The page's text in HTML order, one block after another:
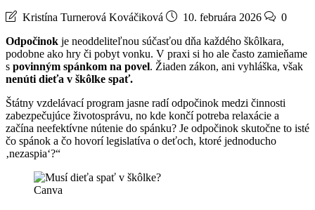
Kristína Turnerová Kováčiková 10. februára 2026
0
Odpočinok je neoddeliteľnou súčasťou dňa každého škôlkara,
podobne ako hry či pobyt vonku. V praxi si ho ale často zamieňame
s povinným spánkom na povel. Žiaden zákon, ani vyhláška, však
nenúti dieťa v škôlke spať.
Štátny vzdelávací program jasne radí odpočinok medzi činnosti
zabezpečujúce životosprávu, no kde končí potreba relaxácie a
začína neefektívne nútenie do spánku? Je odpočinok skutočne to isté
čo spánok a čo hovorí legislatíva o deťoch, ktoré jednoducho
‚nezaspia‘?“
Canva